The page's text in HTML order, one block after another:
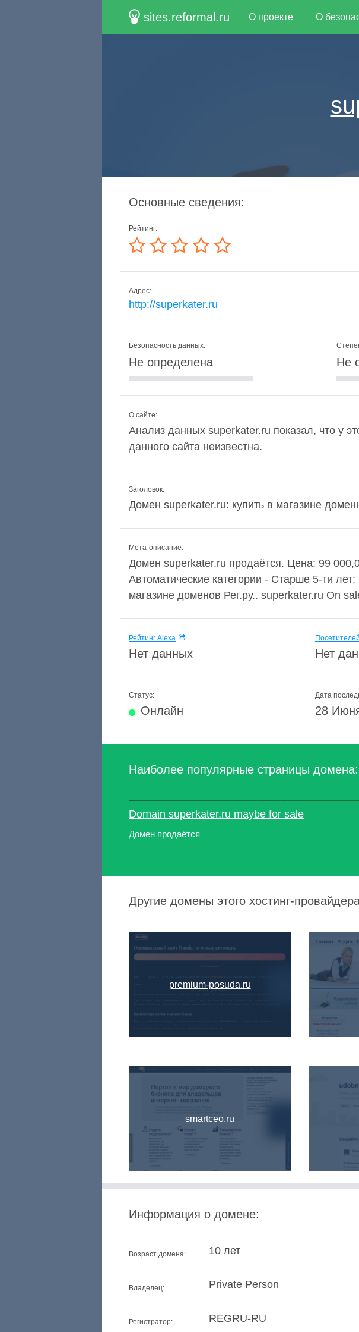
sites.reformal.ru О проекте О
Основные сведения:
Рейтинг:
Адрес:
http://superkater.ru
Безопасность данных:
Не определена Не
О сайте:
Анализ данных superkater.ru показал, что у
данного сайта неизвестна.
Заголовок:
Домен superkater.ru: купить в магазине
Мета-описание:
Домен superkater.ru продаётся. Цена: 99
Автоматические категории - Старше 5-ти
магазине доменов Рег.ру.. superkater.ru On
Рейтинг Alexa
Нет данных Нет
Статус:
Онлайн
Дата
28
Наиболее популярные страницы домена:
Domain superkater.ru maybe for sale
Домен продаётся
Другие домены этого хостинг-
premium-posuda.ru
smartceo.ru
Информация о домене:
Возраст домена: 10 лет
Владелец: Private Person
Регистратор: REGRU-RU